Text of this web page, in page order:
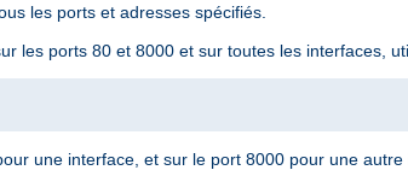
les ports et adresses spécifiés.
les ports 80 et 8000 et sur toutes les interfaces,
une interface, et sur le port 8000 pour une autre